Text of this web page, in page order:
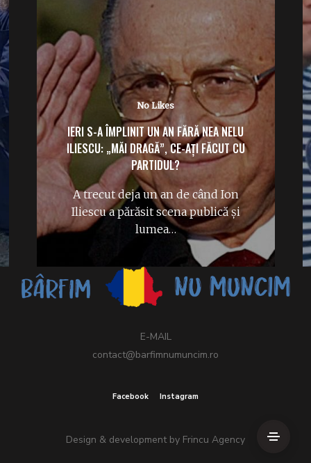
No Likes
IERI S-A ÎMPLINIT UN AN FĂRĂ NEA NELU
ILIESCU: „MĂI DRAGĂ”, CE-AȚI FĂCUT CU
PARTIDUL?
A trecut deja un an de când Ion
Iliescu a părăsit scena publică și
lumea…
E-MAIL
contact@barfimnumuncim.ro
Facebook Instagram
Design & development by Frincu Agency